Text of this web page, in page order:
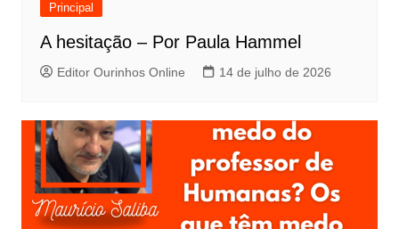
Principal
A hesitação – Por Paula Hammel
Editor Ourinhos Online 14 de julho de 2026